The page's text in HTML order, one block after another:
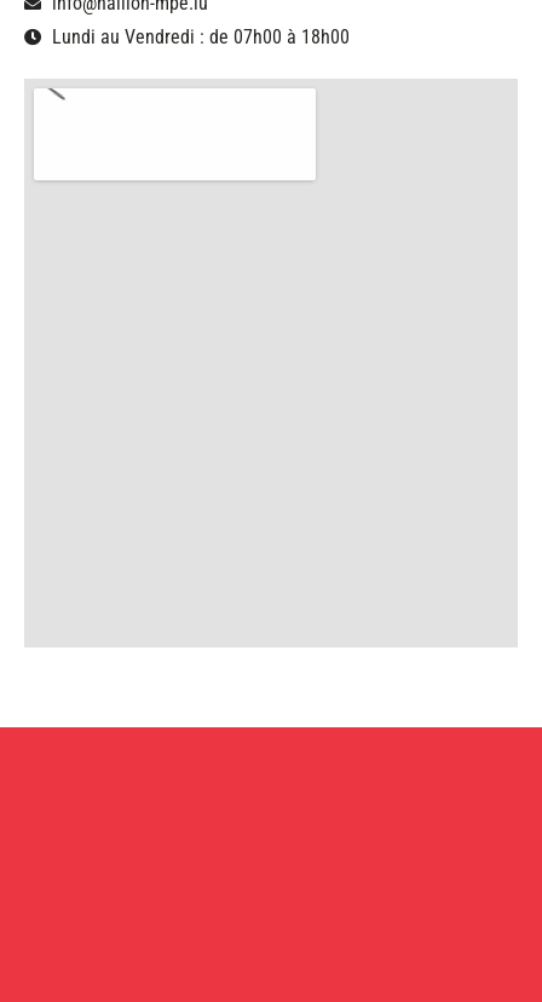
Lundi au Vendredi : de 07h00 à 18h00